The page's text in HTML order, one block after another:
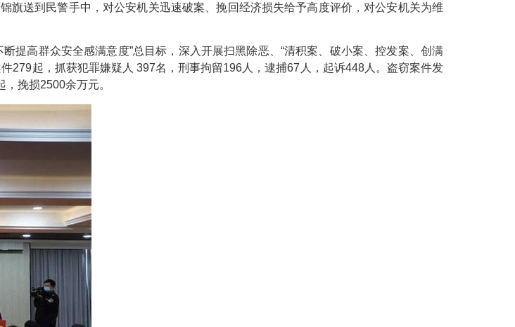
旗送到民警手中，对公安机关迅速破案、挽回经济损失给予高度评价，对公安机关为维
提高群众安全感满意度”总目标，深入开展扫黑除恶、“清积案、破小案、控发案、创满
279起，抓获犯罪嫌疑人 397名，刑事拘留196人，逮捕67人，起诉448人。盗窃案件发
挽损2500余万元。